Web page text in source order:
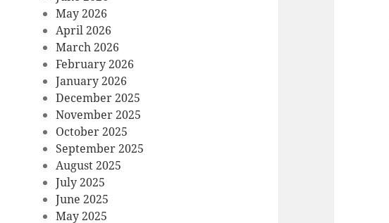
May 2026
April 2026
March 2026
February 2026
January 2026
December 2025
November 2025
October 2025
September 2025
August 2025
July 2025
June 2025
May 2025